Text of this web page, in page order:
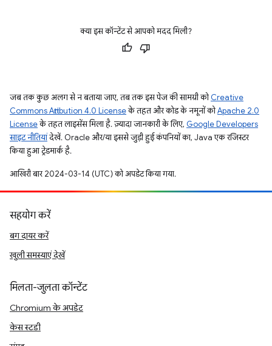
क्या इस कॉन्टेंट से आपको मदद मिली?
जब तक कुछ अलग से न बताया जाए, तब तक इस पेज की सामग्री कोCreative
Commons Attribution 4.0 Licenseके तहत और कोड के नमूनों कोApache 2.0
Licenseके तहत लाइसेंस मिला है. ज़्यादा जानकारी के लिए, Google Developers
साइट नीतियांदेखें. Oracle और/या इससे जुड़ी हुई कंपनियों का, Java एक रजिस्टर
किया हुआ ट्रेडमार्क है.
आखिरी बार 2024-03-14 (UTC) को अपडेट किया गया.
सहयोग करें
बग दायर करें
खुली समस्याएं देखें
मिलता-जुलता कॉन्टेंट
Chromium के अपडेट
केस स्टडी